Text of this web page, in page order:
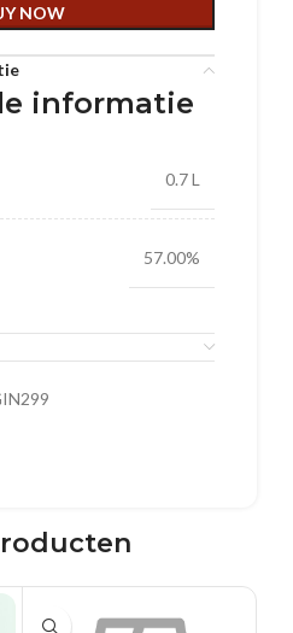
NOW
informatie
0.7 L
57.00%
0.5 L